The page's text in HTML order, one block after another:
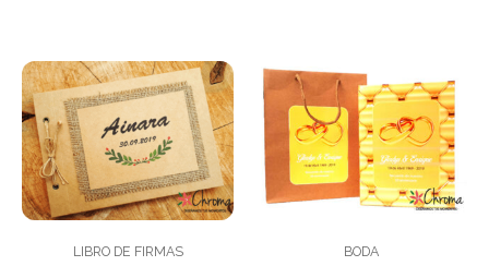
LIBRO DE FIRMAS
Rango
de
precios:
desde
$990
hasta
$1.900
BODA